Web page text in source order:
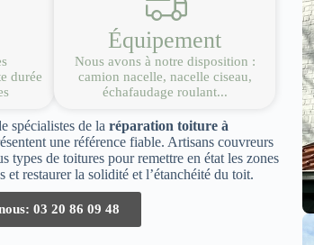
durée
Équipement
Nous avons à notre disposition :
camion nacelle, nacelle ciseau,
échafaudage roulant...
spécialistes de la réparation toiture à
une référence fiable. Artisans couvreurs
types de toitures pour remettre en état les zones
restaurer la solidité et l’étanchéité du toit.
03 20 86 09 48